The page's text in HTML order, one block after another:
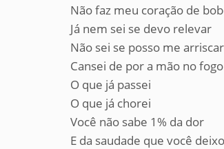
Não faz meu coração de
Já nem sei se devo relevar
Não sei se posso me arriscar
Cansei de por a mão no fogo
O que já passei
O que já chorei
Você não sabe 1% da dor
E da saudade que você